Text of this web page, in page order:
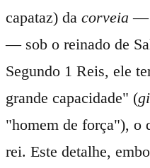
capataz) da corveia —
— sob o reinado de
Segundo 1 Reis, ele
grande capacidade" (
"homem de força"), o
rei. Este detalhe,